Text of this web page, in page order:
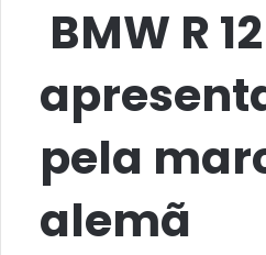
BMW R
pela
alemã